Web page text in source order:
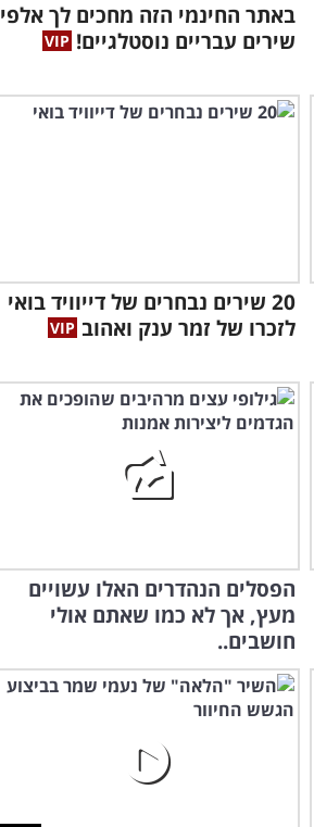
באתר החינמי הזה מחכים לך אלפי
שירים עבריים נוסטלגיים!
20 שירים נבחרים של דייוויד בואי
לזכרו של זמר ענק ואהוב
הפסלים הנהדרים האלו עשויים
מעץ, אך לא כמו שאתם אולי
חושבים..